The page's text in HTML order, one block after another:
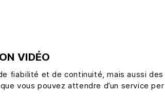
VIDÉO
fiabilité et de continuité, mais aussi
vous pouvez attendre d’un service